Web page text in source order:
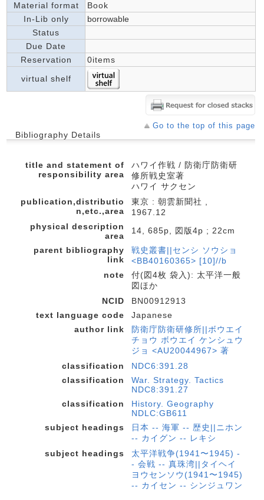
Material format
Book
In-Lib only
borrowable
Status
Due Date
Reservation
0items
virtual shelf
Go to the top of this page
Bibliography Details
title and statement of
responsibility area
ハワイ作戦 / 防衛庁防衛研
修所戦史室著
ハワイ サクセン
publication,distributio
n,etc.,area
東京 : 朝雲新聞社 ,
1967.12
physical description
area
14, 685p, 図版4p ; 22cm
parent bibliography
link
戦史叢書||センシ ソウショ
<BB40160365> [10]//b
note
付(図4枚 袋入): 太平洋一般
図ほか
NCID
BN00912913
text language code
Japanese
author link
防衛庁防衛研修所||ボウエイ
チョウ ボウエイ ケンシュウ
ジョ <AU20044967> 著
classification
NDC6:391.28
classification
War. Strategy. Tactics
NDC8:391.27
classification
History. Geography
NDLC:GB611
subject headings
日本 -- 海軍 -- 歴史||ニホン
-- カイグン -- レキシ
subject headings
太平洋戦争(1941〜1945) -
- 会戦 -- 真珠湾||タイヘイ
ヨウセンソウ(1941〜1945)
-- カイセン -- シンジュワン